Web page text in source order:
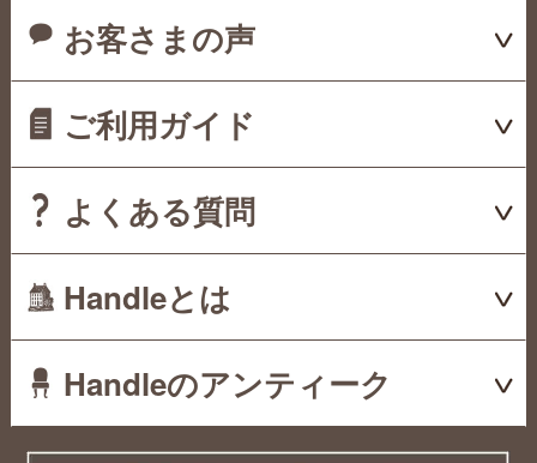
お客さまの声
ご利用ガイド
よくある質問
Handleとは
Handleのアンティーク